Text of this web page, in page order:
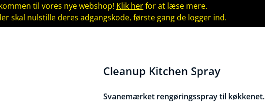
til vores nye webshop! Klik herfor at læse mere.
skal nulstille deres adgangskode, første gang de logger ind.
Cleanup Kitchen Spray
Svanemærket rengøringsspray til køkkenet.